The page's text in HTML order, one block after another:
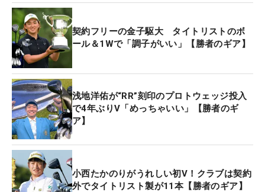
契約フリーの金子駆大 タイトリストのボ
ール＆1Wで「調子がいい」【勝者のギア】
浅地洋佑が“RR”刻印のプロトウェッジ投入
で4年ぶりV「めっちゃいい」【勝者のギ
ア】
小西たかのりがうれしい初V！クラブは契約
外でタイトリスト製が11本【勝者のギア】